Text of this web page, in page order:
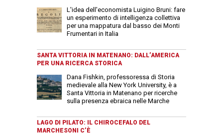
L'idea dell'economista Luigino Bruni: fare
un esperimento di intelligenza collettiva
per una mappatura dal basso dei Monti
Frumentari in Italia
SANTA VITTORIA IN MATENANO: DALL’AMERICA
PER UNA RICERCA STORICA
Dana Fishkin, professoressa di Storia
medievale alla New York University, è a
Santa Vittoria in Matenano per ricerche
sulla presenza ebraica nelle Marche
LAGO DI PILATO: IL CHIROCEFALO DEL
MARCHESONI C’È